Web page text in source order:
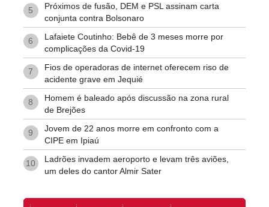
5
Próximos de fusão, DEM e PSL assinam carta
conjunta contra Bolsonaro
6
Lafaiete Coutinho: Bebê de 3 meses morre por
complicações da Covid-19
7
Fios de operadoras de internet oferecem riso de
acidente grave em Jequié
8
Homem é baleado após discussão na zona rural
de Brejões
9
Jovem de 22 anos morre em confronto com a
CIPE em Ipiaú
10
Ladrões invadem aeroporto e levam três aviões,
um deles do cantor Almir Sater